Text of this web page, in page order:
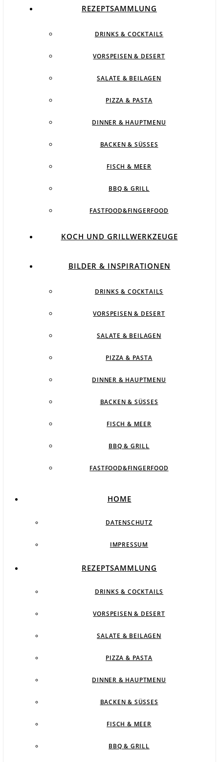
REZEPTSAMMLUNG
DRINKS & COCKTAILS
VORSPEISEN & DESERT
SALATE & BEILAGEN
PIZZA & PASTA
DINNER & HAUPTMENU
BACKEN & SÜSSES
FISCH & MEER
BBQ & GRILL
FASTFOOD&FINGERFOOD
KOCH UND GRILLWERKZEUGE
BILDER & INSPIRATIONEN
DRINKS & COCKTAILS
VORSPEISEN & DESERT
SALATE & BEILAGEN
PIZZA & PASTA
DINNER & HAUPTMENU
BACKEN & SÜSSES
FISCH & MEER
BBQ & GRILL
FASTFOOD&FINGERFOOD
HOME
DATENSCHUTZ
IMPRESSUM
REZEPTSAMMLUNG
DRINKS & COCKTAILS
VORSPEISEN & DESERT
SALATE & BEILAGEN
PIZZA & PASTA
DINNER & HAUPTMENU
BACKEN & SÜSSES
FISCH & MEER
BBQ & GRILL